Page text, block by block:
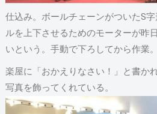
仕込み。ボールチェーンがついたS
ルを上下させるためのモーターが昨
いという。手動で下ろしてから作業。
楽屋に「おかえりなさい！」と書か
写真を飾ってくれている。